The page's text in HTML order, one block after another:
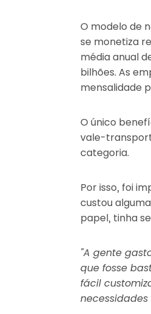
O modelo de
se monetiza
média anual
bilhões. As
mensalidade
O único
vale-
categoria.
Por isso, foi
custou
papel, tinha
“A gente
que fosse
fácil